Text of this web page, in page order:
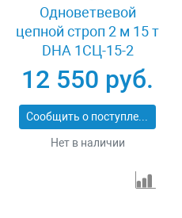
Одноветвевой
цепной строп 2 м 15 т
DHA 1СЦ-15-2
12 550 руб.
Сообщить о поступлении
Нет в наличии